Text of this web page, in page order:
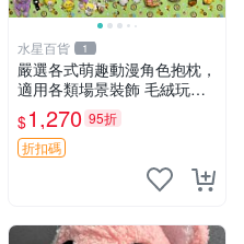
水星百貨 1
嚴選各式萌趣動漫角色抱枕，
適用各類場景裝飾 毛絨玩
具、卡通抱枕、趣味玩偶
$1,270 95折
折扣碼